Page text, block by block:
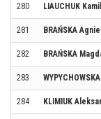
280 LIAUCHUK
281 BRAŃSKA
282 BRAŃSKA
283
284 KLIMIUK